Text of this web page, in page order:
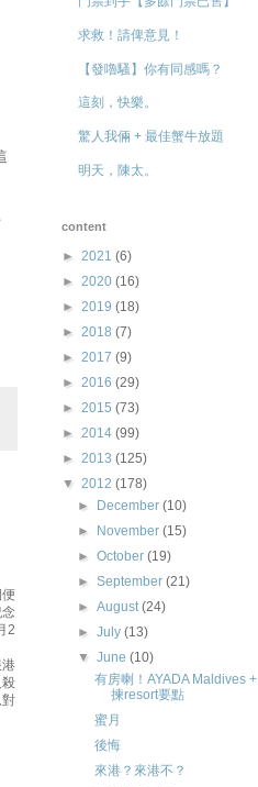
2
求救！請俾意見！
【發嚕騷】你有同感嗎？
這刻，快樂。
驚人我倆 + 最佳蟹牛放題
明天，陳太。
content
► 2021 (6)
► 2020 (16)
► 2019 (18)
► 2018 (7)
► 2017 (9)
► 2016 (29)
► 2015 (73)
► 2014 (99)
► 2013 (125)
▼ 2012 (178)
►
December(10)
►
November(15)
►October(19)
►September(21)
►August(24)
►July(13)
▼June(10)
有房喇！AYADA Maldives +
揀resort要點
蜜月
後悔
來港？來港不？